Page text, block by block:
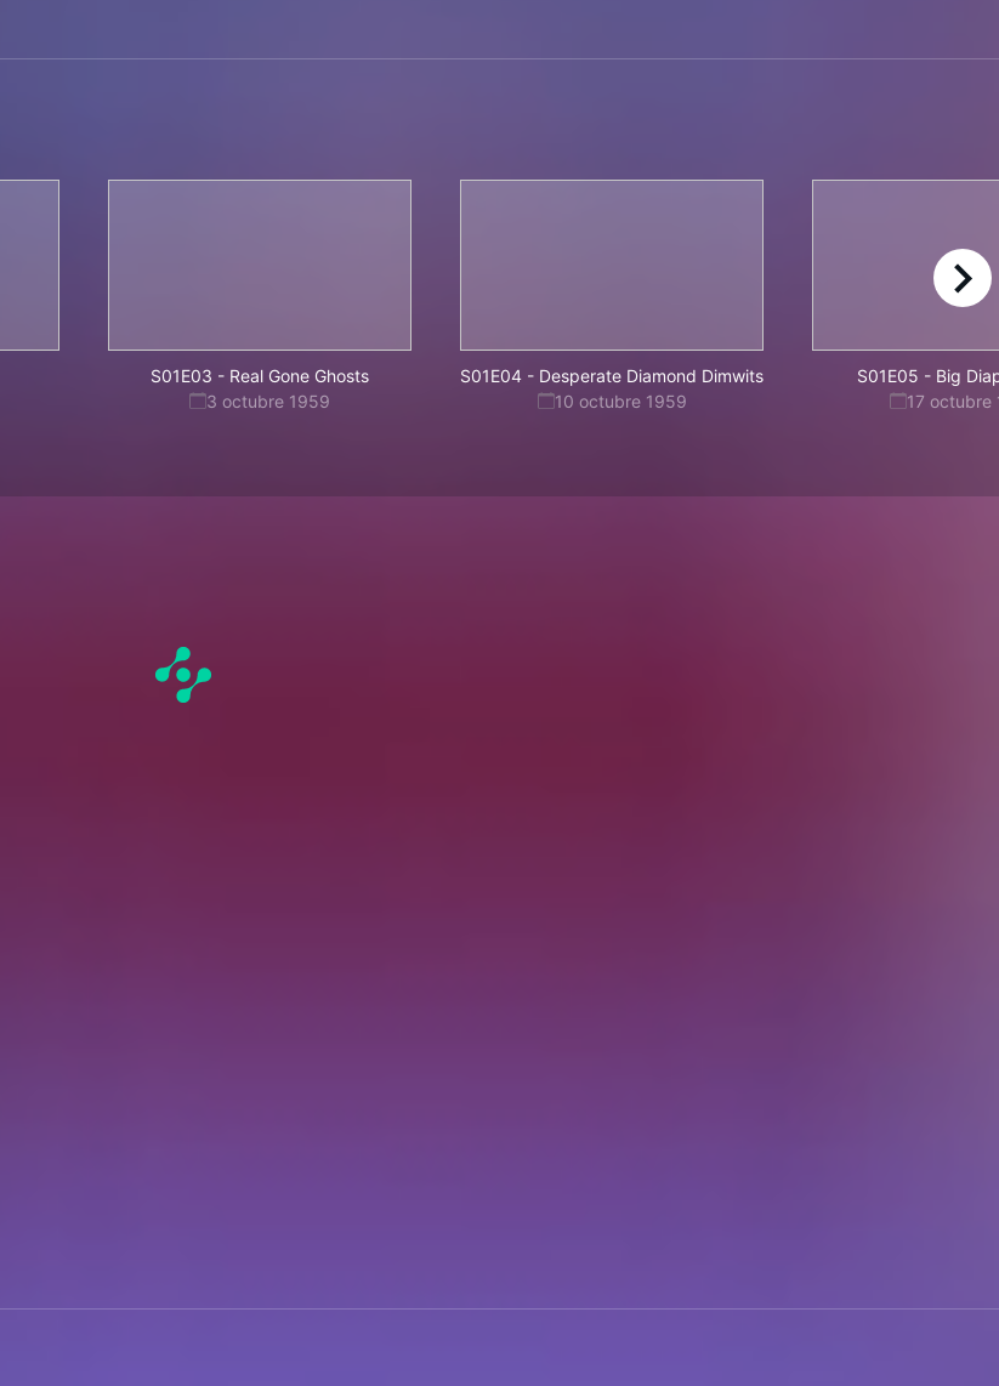
S01E03 - Real Gone Ghosts
3 octubre 1959
S01E04 - Desperate Diamond Dimwits
10 octubre 1959
S01E05 - Big
17 octubre
right